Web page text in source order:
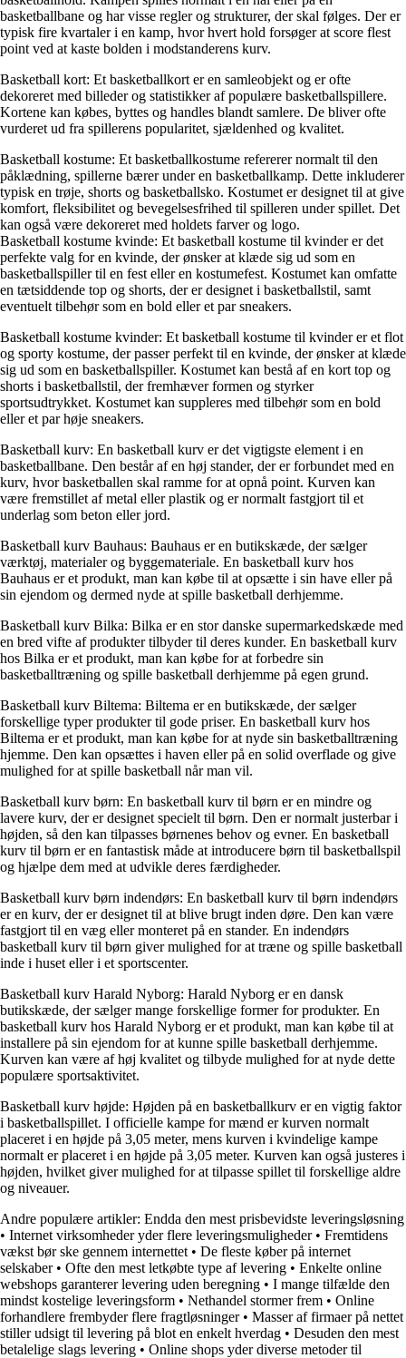
basketballbane og har visse regler og strukturer, der skal følges. Der er
typisk fire kvartaler i en kamp, hvor hvert hold forsøger at score flest
point ved at kaste bolden i modstanderens kurv.
Basketball kort: Et basketballkort er en samleobjekt og er ofte
dekoreret med billeder og statistikker af populære basketballspillere.
Kortene kan købes, byttes og handles blandt samlere. De bliver ofte
vurderet ud fra spillerens popularitet, sjældenhed og kvalitet.
Basketball kostume: Et basketballkostume refererer normalt til den
påklædning, spillerne bærer under en basketballkamp. Dette inkluderer
typisk en trøje, shorts og basketballsko. Kostumet er designet til at give
komfort, fleksibilitet og bevegelsesfrihed til spilleren under spillet. Det
kan også være dekoreret med holdets farver og logo.
Basketball kostume kvinde: Et basketball kostume til kvinder er det
perfekte valg for en kvinde, der ønsker at klæde sig ud som en
basketballspiller til en fest eller en kostumefest. Kostumet kan omfatte
en tætsiddende top og shorts, der er designet i basketballstil, samt
eventuelt tilbehør som en bold eller et par sneakers.
Basketball kostume kvinder: Et basketball kostume til kvinder er et flot
og sporty kostume, der passer perfekt til en kvinde, der ønsker at klæde
sig ud som en basketballspiller. Kostumet kan bestå af en kort top og
shorts i basketballstil, der fremhæver formen og styrker
sportsudtrykket. Kostumet kan suppleres med tilbehør som en bold
eller et par høje sneakers.
Basketball kurv: En basketball kurv er det vigtigste element i en
basketballbane. Den består af en høj stander, der er forbundet med en
kurv, hvor basketballen skal ramme for at opnå point. Kurven kan
være fremstillet af metal eller plastik og er normalt fastgjort til et
underlag som beton eller jord.
Basketball kurv Bauhaus: Bauhaus er en butikskæde, der sælger
værktøj, materialer og byggemateriale. En basketball kurv hos
Bauhaus er et produkt, man kan købe til at opsætte i sin have eller på
sin ejendom og dermed nyde at spille basketball derhjemme.
Basketball kurv Bilka: Bilka er en stor danske supermarkedskæde med
en bred vifte af produkter tilbyder til deres kunder. En basketball kurv
hos Bilka er et produkt, man kan købe for at forbedre sin
basketballtræning og spille basketball derhjemme på egen grund.
Basketball kurv Biltema: Biltema er en butikskæde, der sælger
forskellige typer produkter til gode priser. En basketball kurv hos
Biltema er et produkt, man kan købe for at nyde sin basketballtræning
hjemme. Den kan opsættes i haven eller på en solid overflade og give
mulighed for at spille basketball når man vil.
Basketball kurv børn: En basketball kurv til børn er en mindre og
lavere kurv, der er designet specielt til børn. Den er normalt justerbar i
højden, så den kan tilpasses børnenes behov og evner. En basketball
kurv til børn er en fantastisk måde at introducere børn til basketballspil
og hjælpe dem med at udvikle deres færdigheder.
Basketball kurv børn indendørs: En basketball kurv til børn indendørs
er en kurv, der er designet til at blive brugt inden døre. Den kan være
fastgjort til en væg eller monteret på en stander. En indendørs
basketball kurv til børn giver mulighed for at træne og spille basketball
inde i huset eller i et sportscenter.
Basketball kurv Harald Nyborg: Harald Nyborg er en dansk
butikskæde, der sælger mange forskellige former for produkter. En
basketball kurv hos Harald Nyborg er et produkt, man kan købe til at
installere på sin ejendom for at kunne spille basketball derhjemme.
Kurven kan være af høj kvalitet og tilbyde mulighed for at nyde dette
populære sportsaktivitet.
Basketball kurv højde: Højden på en basketballkurv er en vigtig faktor
i basketballspillet. I officielle kampe for mænd er kurven normalt
placeret i en højde på 3,05 meter, mens kurven i kvindelige kampe
normalt er placeret i en højde på 3,05 meter. Kurven kan også justeres i
højden, hvilket giver mulighed for at tilpasse spillet til forskellige aldre
og niveauer.
Andre populære artikler: Endda den mest prisbevidste leveringsløsning
• Internet virksomheder yder flere leveringsmuligheder• Fremtidens
vækst bør ske gennem internettet • De fleste køber på internet
selskaber• Ofte den mest letkøbte type af levering • Enkelte online
webshops garanterer levering uden beregning • I mange tilfælde den
mindst kostelige leveringsform • Nethandel stormer frem • Online
forhandlere frembyder flere fragtløsninger• Masser af firmaer på nettet
stiller udsigt til levering på blot en enkelt hverdag • Desuden den mest
betalelige slags levering • Online shops yder diverse metoder til